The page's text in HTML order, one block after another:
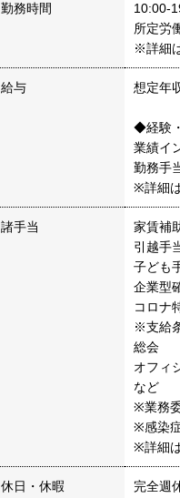
勤務時間
10:00-
所定労
※詳細
給与 想定年
◆経験
業績イ
勤務手
※詳細
諸手当
家賃補
引越手
子ども
企業型
コロナ
※支給
総会
オフィ
など
※業務
※感染
※詳細
休日・休暇
完全週